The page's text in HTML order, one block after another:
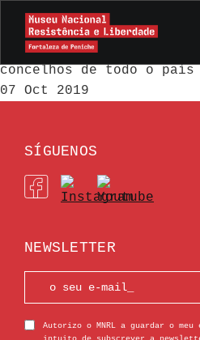
Jornadas Europeias do
2019 Mais de 1.400
concelhos de todo o país
07 Oct 2019
SÍGUENOS
NEWSLETTER
Autorizo o MNRL a guardar o meu